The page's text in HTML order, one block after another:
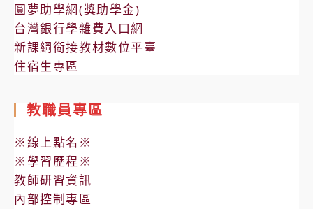
圓夢助學網(獎助學金)
台灣銀行學雜費入口網
新課綱銜接教材數位平臺
住宿生專區
教職員專區
※線上點名※
※學習歷程※
教師研習資訊
內部控制專區